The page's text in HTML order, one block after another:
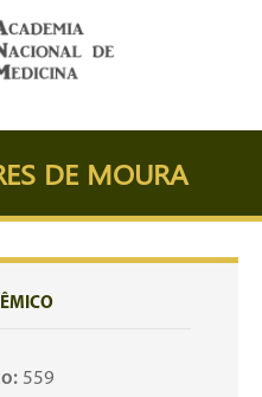
DE MOURA
559